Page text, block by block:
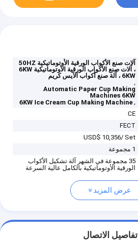
آلات صنع الأكواب الورقية الأوتوماتيكية 50HZ
، آلات صنع الأكواب الورقية الأوتوماتيكية 6KW
، 6KW آلة صنع أكواب الآيس كريم
,
Automatic Paper Cup Making
Machines 6KW
,
6KW Ice Cream Cup Making Machine
CE
FECT
USD$ 10,356/ Set
1 مجموعة
35 مجموعة في الشهر آلة تشكيل الأكواب
الورقية الأوتوماتيكية بالكامل عالية السرعة
عرض المزيد
تفاصيل الاتصال